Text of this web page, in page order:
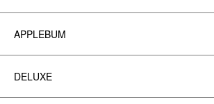
APPLEBUM
DELUXE